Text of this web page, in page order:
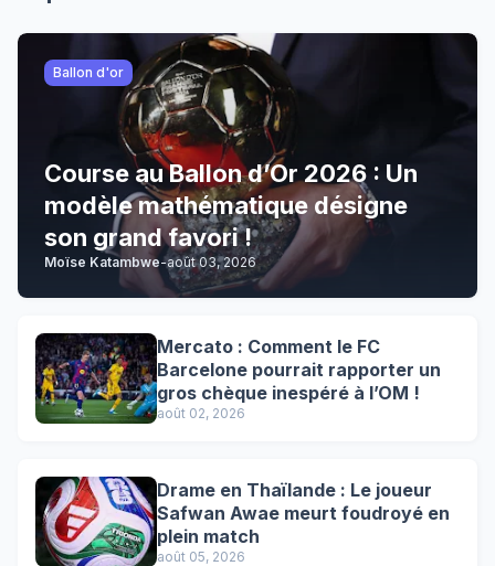
Ballon d'or
Course au Ballon d’Or 2026 : Un
modèle mathématique désigne
son grand favori !
Moïse Katambwe-août 03, 2026
Mercato : Comment le FC
Barcelone pourrait rapporter un
gros chèque inespéré à l’OM !
août 02, 2026
Drame en Thaïlande : Le joueur
Safwan Awae meurt foudroyé en
plein match
août 05, 2026